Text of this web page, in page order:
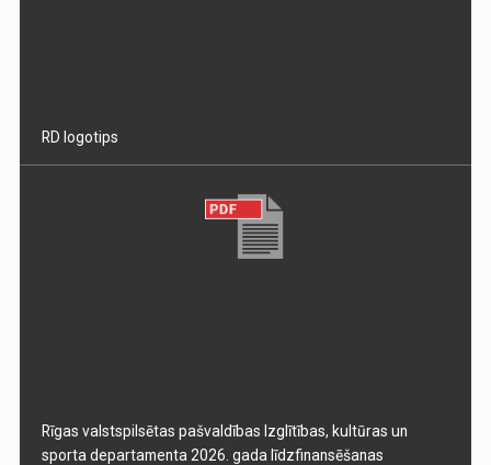
RD logotips
Rīgas valstspilsētas pašvaldības Izglītības, kultūras un
sporta departamenta 2026. gada līdzfinansēšanas